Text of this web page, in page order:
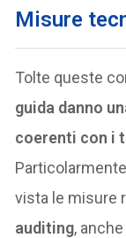
Misure
Tolte queste
guida danno
coerenti con i
vista le misure
auditing,